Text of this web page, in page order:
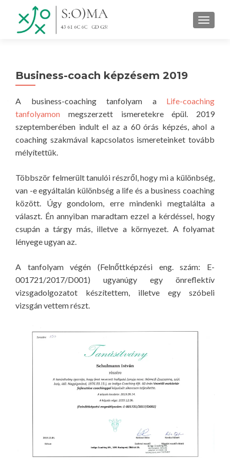
Business-coach képzésem 2019
A business-coaching tanfolyam aLife-coaching
tanfolyamon megszerzett ismeretekre épül. 2019
szeptemberében indult el az a 60 órás képzés, ahol a
coaching szakmával kapcsolatos ismereteinket tovább
mélyítettük.
Többször felmerült tanulói részről, hogy mi a különbség,
van -e egyáltalán különbség a life és a business coaching
között. Úgy gondolom, erre mindenki megtalálta a
választ. Én annyiban maradtam ezzel a kérdéssel, hogy
csupán a tárgy más, illetve a környezet. A folyamat
lényege ugyan az.
A tanfolyam végén (Felnőttképzési eng. szám: E-
001721/2017/D001) ugyanúgy egy önreflektív
vizsgadolgozatot készítettem, illetve egy szóbeli
vizsgán vettem részt.